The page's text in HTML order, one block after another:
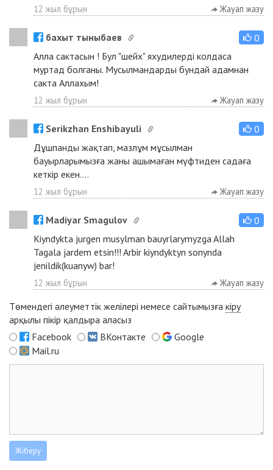
12 жыл бұрын Жауап жазу
бахыт тыныбаев
0
Алла сактасын ! Бул "шейх" яхудилердi колдаса
муртад болганы. Мусылмандарды бундай адамнан
сакта Аллахым!
12 жыл бұрын Жауап жазу
Serikzhan Enshibayuli
0
Дұшпанды жақтап, мазлұм мұсылман
бауырларымызға жаны ашымаған мүфтиден садаға
кеткір екен....
12 жыл бұрын Жауап жазу
Madiyar Smagulov
0
Kiyndykta jurgen musylman bauyrlarymyzga Allah
Tagala jardem etsin!!! Arbir kiyndyktyn sonynda
jenildik(kuanyw) bar!
12 жыл бұрын Жауап жазу
Төмендегі әлеуметтік желілері немесе сайтымызға кіру
арқылы пікір қалдыра аласыз
Facebook
ВКонтакте
Google
Mail.ru